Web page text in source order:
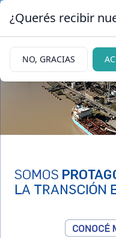
EL JUICIO COMIENZA
Caso Loan
una
de Julio
juicio oral
¿Querés recibir
NO, GRACIAS